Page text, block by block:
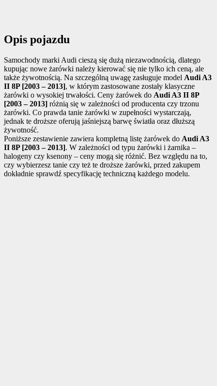
Opis pojazdu
Samochody marki Audi cieszą się dużą niezawodnością, dlatego
kupując nowe żarówki należy kierować się nie tylko ich ceną, ale
także żywotnością. Na szczególną uwagę zasługuje model Audi A3
II 8P [2003 – 2013], w którym zastosowane zostały klasyczne
żarówki o wysokiej trwałości. Ceny żarówek do Audi A3 II 8P
[2003 – 2013] różnią się w zależności od producenta czy trzonu
żarówki. Co prawda tanie żarówki w zupełności wystarczają,
jednak te droższe oferują jaśniejszą barwę światła oraz dłuższą
żywotność.
Poniższe zestawienie zawiera kompletną listę żarówek do Audi A3
II 8P [2003 – 2013]. W zależności od typu żarówki i żarnika –
halogeny czy ksenony – ceny mogą się różnić. Bez względu na to,
czy wybierzesz tanie czy też te droższe żarówki, przed zakupem
dokładnie sprawdź specyfikację techniczną każdego modelu.